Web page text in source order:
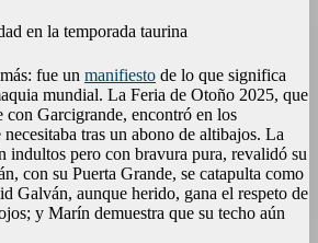
en la temporada taurina
fue un manifiesto de lo que significa
mundial. La Feria de Otoño 2025, que
con Garcigrande, encontró en los
tras un abono de altibajos. La
indultos pero con bravura pura, revalidó su
con su Puerta Grande, se catapulta como
Galván, aunque herido, gana el respeto de
y Marín demuestra que su techo aún